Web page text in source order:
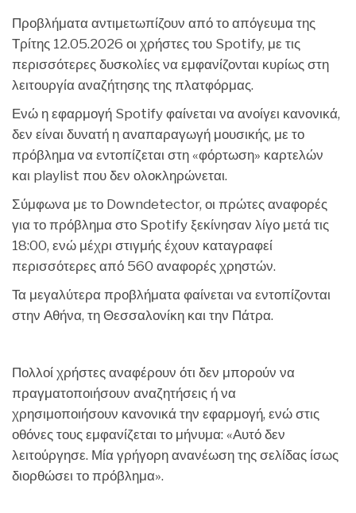
Προβλήματα αντιμετωπίζουν από το απόγευμα της
Τρίτης 12.05.2026 οι χρήστες του Spotify, με τις
περισσότερες δυσκολίες να εμφανίζονται κυρίως στη
λειτουργία αναζήτησης της πλατφόρμας.
Ενώ η εφαρμογή Spotify φαίνεται να ανοίγει κανονικά,
δεν είναι δυνατή η αναπαραγωγή μουσικής, με το
πρόβλημα να εντοπίζεται στη «φόρτωση» καρτελών
και playlist που δεν ολοκληρώνεται.
Σύμφωνα με το Downdetector, οι πρώτες αναφορές
για το πρόβλημα στο Spotify ξεκίνησαν λίγο μετά τις
18:00, ενώ μέχρι στιγμής έχουν καταγραφεί
περισσότερες από 560 αναφορές χρηστών.
Τα μεγαλύτερα προβλήματα φαίνεται να εντοπίζονται
στην Αθήνα, τη Θεσσαλονίκη και την Πάτρα.
Πολλοί χρήστες αναφέρουν ότι δεν μπορούν να
πραγματοποιήσουν αναζητήσεις ή να
χρησιμοποιήσουν κανονικά την εφαρμογή, ενώ στις
οθόνες τους εμφανίζεται το μήνυμα: «Αυτό δεν
λειτούργησε. Μία γρήγορη ανανέωση της σελίδας ίσως
διορθώσει το πρόβλημα».